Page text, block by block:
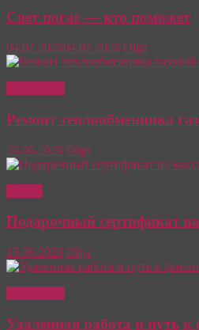
Свет погас — кто поможет
04.07.202604.07.2026 Olga
Ремонт теплообменника
26.06.2026 Olga
Подарочный сертификат
15.06.2026 Olga
Удаленная работа и путь к